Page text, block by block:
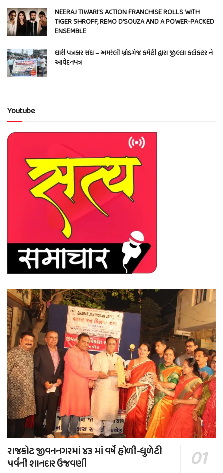
NEERAJ TIWARI’S ACTION FRANCHISE ROLLS WITH
TIGER SHROFF, REMO D’SOUZA AND A POWER-PACKED
ENSEMBLE
ધારી પત્રકાર સંઘ – અમરેલી બ્રોડગેજ કમેટી દ્વારા જીલ્લા કલેકટર ને
આવેદનપત્ર
Youtube
રાજકોટ જીવનનગરમાં ૪૩ માં વર્ષે હોળી-ધુળેટી
પર્વની શાનદાર ઉજવણી